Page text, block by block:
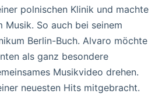
polnischen Klinik und machte
Musik. So auch bei seinem
Berlin-Buch. Alvaro möchte
als ganz besondere
Musikvideo drehen.
neuesten Hits mitgebracht.